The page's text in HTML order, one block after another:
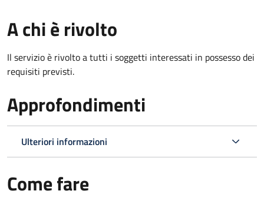
A chi è rivolto
Il servizio è rivolto a tutti i soggetti interessati in possesso dei
requisiti previsti.
Approfondimenti
Ulteriori informazioni
Come fare